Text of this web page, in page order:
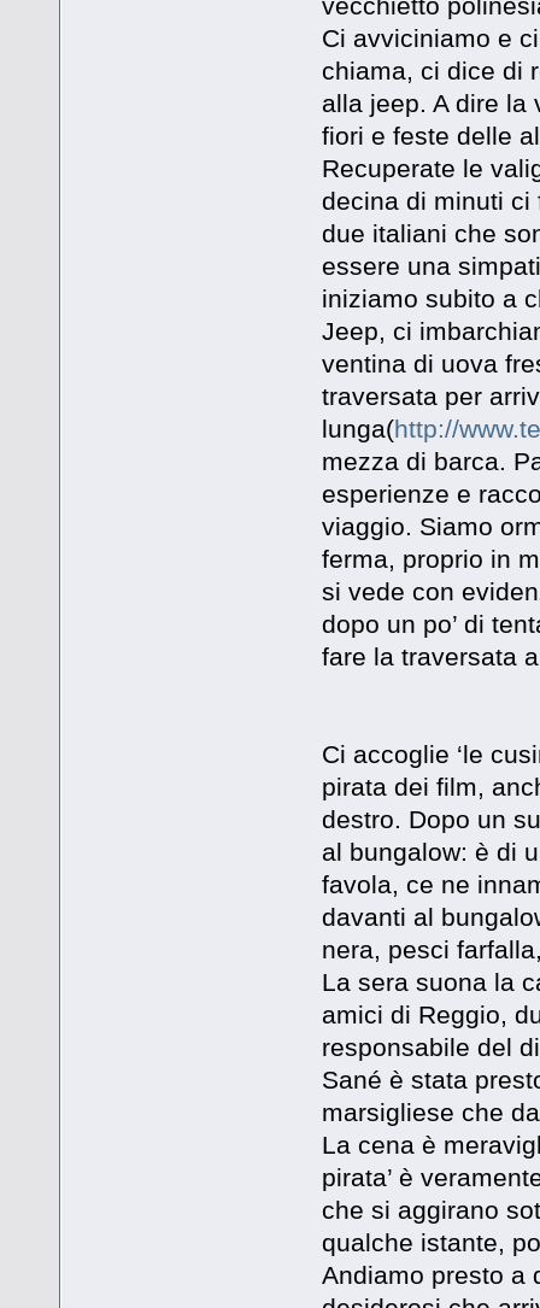
Ci avviciniamo e
chiama, ci dice di
alla jeep. A dire la
fiori e feste delle
Recuperate le
decina di minuti ci
due italiani che
essere una
iniziamo subito a
Jeep, ci
ventina di uova
traversata per
lunga(http://
mezza di barca.
esperienze e
viaggio. Siamo
ferma, proprio in
si vede con
dopo un po’ di
fare la traversata
Ci accoglie ‘le
pirata dei film,
destro. Dopo un
al bungalow: è di
favola, ce ne
davanti al
nera, pesci
La sera suona la
amici di Reggio,
responsabile del
Sané è stata
marsigliese che
La cena è
pirata’ è
che si aggirano
qualche istante,
Andiamo presto a